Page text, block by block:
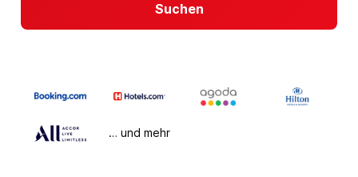
Suchen
… und mehr